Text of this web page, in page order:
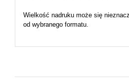
Wielkość nadruku może się
od wybranego formatu.